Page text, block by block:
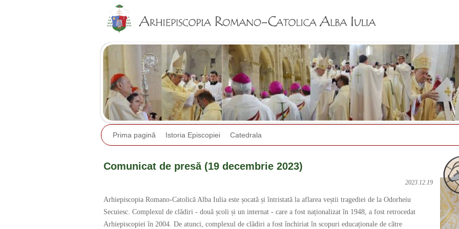
Prima pagină Istoria Episcopiei Catedrala
Comunicat de presă (19 decembrie 2023)
2023.12.19
Arhiepiscopia Romano-Catolică Alba Iulia este șocată și întristată la aflarea veștii tragediei de la Odorheiu
Secuiesc. Complexul de clădiri - două școli și un internat - care a fost naționalizat în 1948, a fost retrocedat
Arhiepiscopiei în 2004. De atunci, complexul de clădiri a fost închiriat în scopuri educaționale de către